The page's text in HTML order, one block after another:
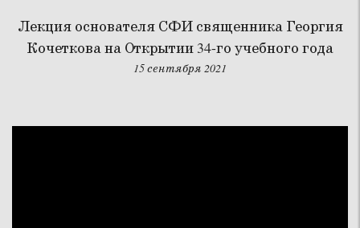
Лекция основателя СФИ священника Георгия
Кочеткова на Открытии 34-го учебного года
15 сентября 2021